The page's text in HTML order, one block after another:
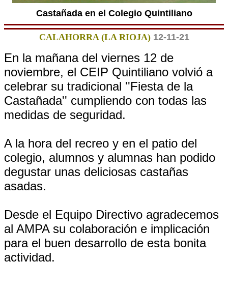
Castañada en el Colegio Quintiliano
CALAHORRA (LA RIOJA) 12-11-21
En la mañana del viernes 12 de
noviembre, el CEIP Quintiliano volvió a
celebrar su tradicional ''Fiesta de la
Castañada'' cumpliendo con todas las
medidas de seguridad.
A la hora del recreo y en el patio del
colegio, alumnos y alumnas han podido
degustar unas deliciosas castañas
asadas.
Desde el Equipo Directivo agradecemos
al AMPA su colaboración e implicación
para el buen desarrollo de esta bonita
actividad.